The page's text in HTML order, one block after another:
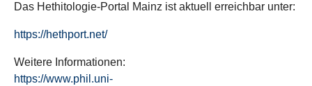
Das Hethitologie-Portal Mainz ist aktuell erreichbar unter:
https://hethport.net/
Weitere Informationen:
https://www.phil.uni-